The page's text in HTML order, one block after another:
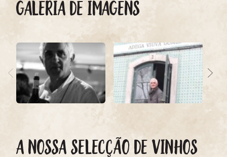
GALERIA DE IMAGENS
A NOSSA SELECÇÃO DE VINHOS